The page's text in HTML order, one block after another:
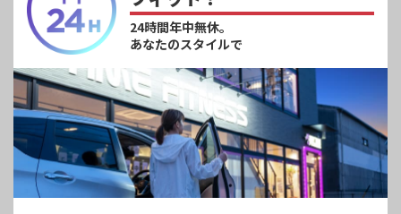
24時間年中無休。
あなたのスタイルで